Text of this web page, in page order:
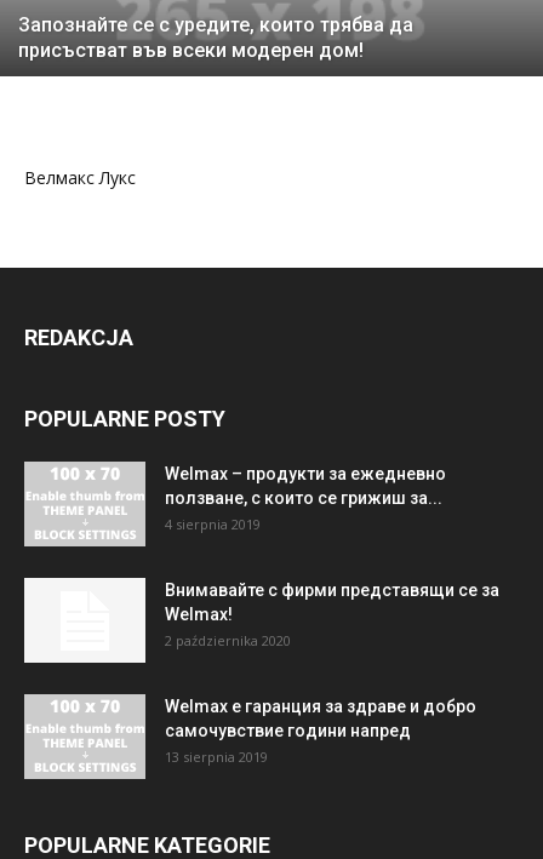
Запознайте се с уредите, които трябва да
присъстват във всеки модерен дом!
Велмакс Лукс
REDAKCJA
POPULARNE POSTY
Welmax – продукти за ежедневно
ползване, с които се грижиш за...
4 sierpnia 2019
Внимавайте с фирми представящи се за
Welmax!
2 października 2020
Welmax е гаранция за здраве и добро
самочувствие години напред
13 sierpnia 2019
POPULARNE KATEGORIE